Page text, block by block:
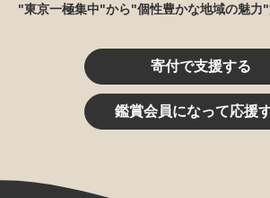
"東京一極集中"から"個性豊かな地域の魅力
寄付で支援する
鑑賞会員になって応援